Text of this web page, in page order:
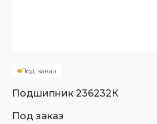
Под заказ
Подшипник 236232К
Под заказ